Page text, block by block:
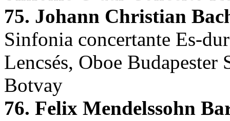
75. Johann Christian
Sinfonia concertante Es-
Lencsés, Oboe
Botvay
76. Felix Mendelssohn